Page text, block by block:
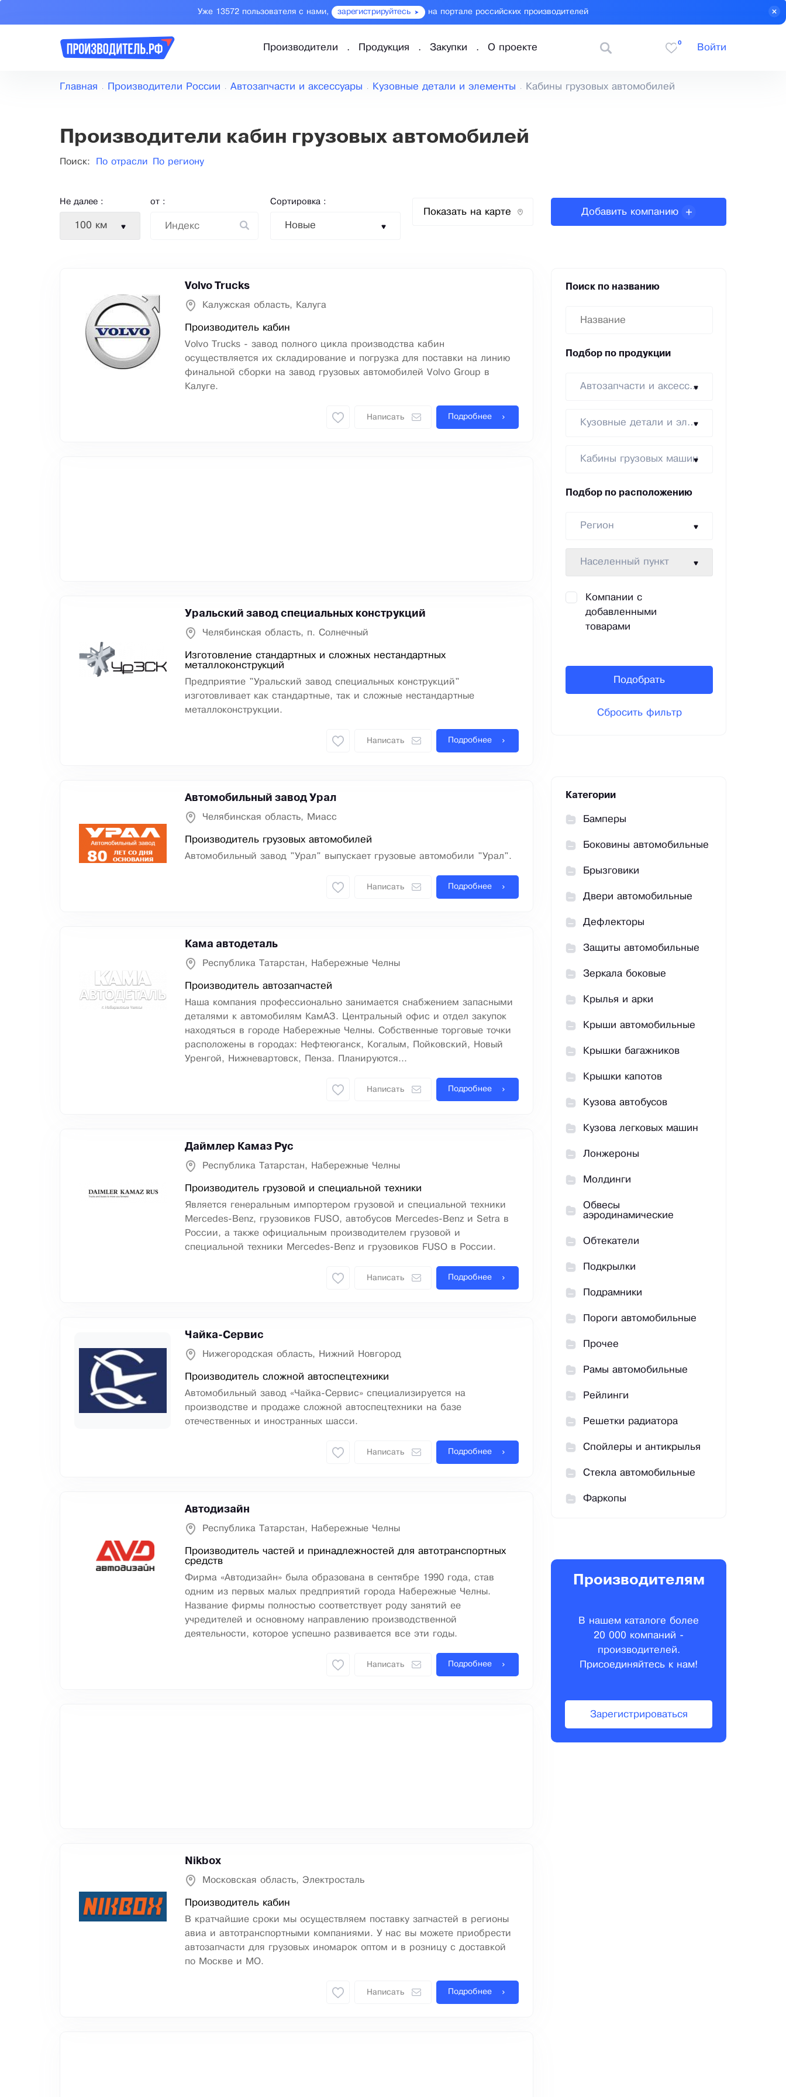
Уже 13572 пользователя с нами, зарегистрируйтесь на портале российских производителей
Производители Продукция Закупки О проекте
0
Войти
Главная Производители России Автозапчасти и аксессуары Кузовные детали и элементы Кабины грузовых автомобилей
Производители кабин грузовых автомобилей
Поиск: По отрасли По региону
Не далее :
100 км
от : Сортировка :
Новые
Показать на карте Добавить компанию
Volvo Trucks
Калужская область, Калуга
Производитель кабин
Volvo Trucks - завод полного цикла производства кабин
осуществляется их складирование и погрузка для поставки на линию
финальной сборки на завод грузовых автомобилей Volvo Group в
Калуге.
Написать Подробнее
Уральский завод специальных конструкций
Челябинская область, п. Солнечный
Изготовление стандартных и сложных нестандартных
металлоконструкций
Предприятие "Уральский завод специальных конструкций"
изготовливает как стандартные, так и сложные нестандартные
металлоконструкции.
Написать Подробнее
Автомобильный завод Урал
Челябинская область, Миасс
Производитель грузовых автомобилей
Автомобильный завод "Урал" выпускает грузовые автомобили "Урал".
Написать Подробнее
Кама автодеталь
Республика Татарстан, Набережные Челны
Производитель автозапчастей
Наша компания профессионально занимается снабжением запасными
деталями к автомобилям КамАЗ. Центральный офис и отдел закупок
находяться в городе Набережные Челны. Собственные торговые точки
расположены в городах: Нефтеюганск, Когалым, Пойковский, Новый
Уренгой, Нижневартовск, Пенза. Планируются...
Написать Подробнее
Даймлер Камаз Рус
Республика Татарстан, Набережные Челны
Производитель грузовой и специальной техники
Является генеральным импортером грузовой и специальной техники
Mercedes-Benz, грузовиков FUSO, автобусов Mercedes-Benz и Setra в
России, а также официальным производителем грузовой и
специальной техники Mercedes-Benz и грузовиков FUSO в России.
Написать Подробнее
Чайка-Сервис
Нижегородская область, Нижний Новгород
Производитель сложной автоспецтехники
Автомобильный завод «Чайка-Сервис» специализируется на
производстве и продаже сложной автоспецтехники на базе
отечественных и иностранных шасси.
Написать Подробнее
Автодизайн
Республика Татарстан, Набережные Челны
Производитель частей и принадлежностей для автотранспортных
средств
Фирма «Автодизайн» была образована в сентябре 1990 года, став
одним из первых малых предприятий города Набережные Челны.
Название фирмы полностью соответствует роду занятий ее
учредителей и основному направлению производственной
деятельности, которое успешно развивается все эти годы.
Написать Подробнее
Nikbox
Московская область, Электросталь
Производитель кабин
В кратчайшие сроки мы осуществляем поставку запчастей в регионы
авиа и автотранспортными компаниями. У нас вы можете приобрести
автозапчасти для грузовых иномарок оптом и в розницу с доставкой
по Москве и МО.
Написать Подробнее
Поиск по названию
Подбор по продукции
Автозапчасти и аксессуары
Кузовные детали и элементы
Кабины грузовых машин
Подбор по расположению
Регион
Населенный пункт
Компании с
добавленными
товарами
Подобрать
Сбросить фильтр
Категории
Бамперы
Боковины автомобильные
Брызговики
Двери автомобильные
Дефлекторы
Защиты автомобильные
Зеркала боковые
Крылья и арки
Крыши автомобильные
Крышки багажников
Крышки капотов
Кузова автобусов
Кузова легковых машин
Лонжероны
Молдинги
Обвесы
аэродинамические
Обтекатели
Подкрылки
Подрамники
Пороги автомобильные
Прочее
Рамы автомобильные
Рейлинги
Решетки радиатора
Спойлеры и антикрылья
Стекла автомобильные
Фаркопы
Производителям
В нашем каталоге более
20 000 компаний -
производителей.
Присоединяйтесь к нам!
Зарегистрироваться